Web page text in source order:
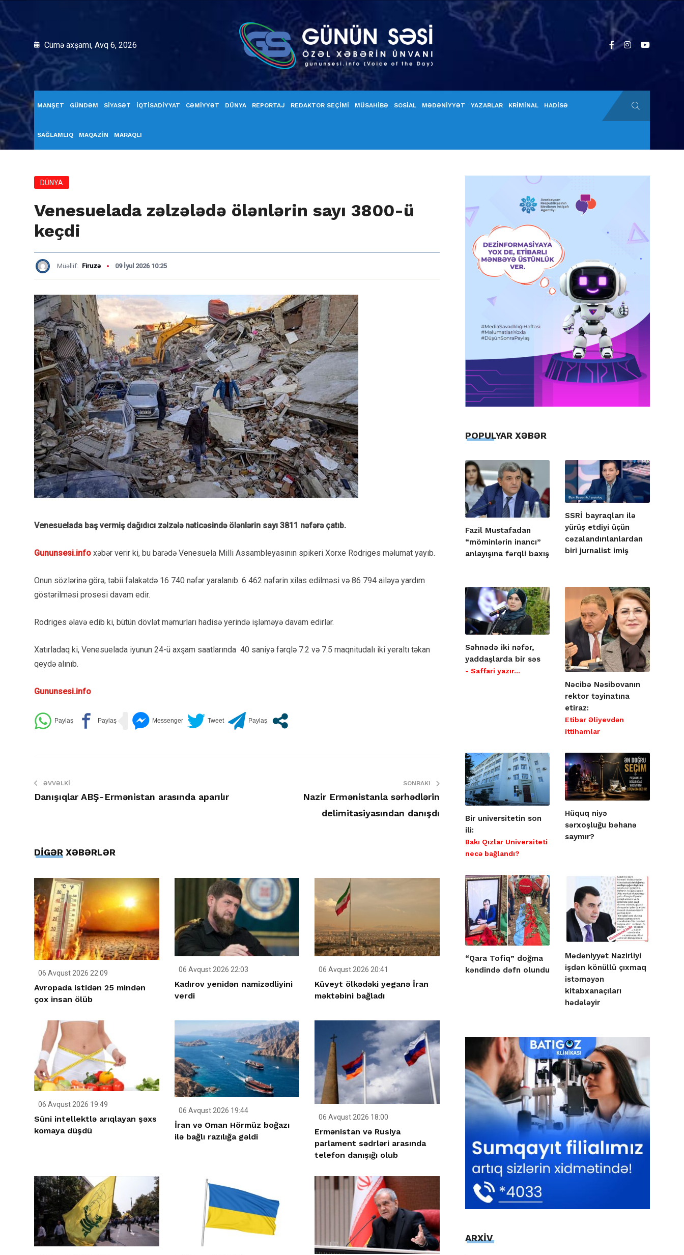
Cümə axşamı, Avq 6, 2026
MANŞET GÜNDƏM SİYASƏT İQTİSADİYYAT CƏMİYYƏT DÜNYA REPORTAJ REDAKTOR SEÇİMİ MÜSAHİBƏ SOSİAL MƏDƏNİYYƏT YAZARLAR KRİMİNAL HADİSƏ
SAĞLAMLIQ MAQAZİN MARAQLI
DÜNYA
Venesuelada zəlzələdə ölənlərin sayı 3800-ü
keçdi
Müəllif: Firuzə 09 İyul 2026 10:25
Venesuelada baş vermiş dağıdıcı zəlzələ nəticəsində ölənlərin sayı 3811 nəfərə çatıb.
Gununsesi.info xəbər verir ki, bu barədə Venesuela Milli Assambleyasının spikeri Xorxe Rodriges məlumat yayıb.
Onun sözlərinə görə, təbii fəlakətdə 16 740 nəfər yaralanıb. 6 462 nəfərin xilas edilməsi və 86 794 ailəyə yardım
göstərilməsi prosesi davam edir.
Rodriges əlavə edib ki, bütün dövlət məmurları hadisə yerində işləməyə davam edirlər.
Xatırladaq ki, Venesuelada iyunun 24-ü axşam saatlarında 40 saniyə fərqlə 7.2 və 7.5 maqnitudalı iki yeraltı təkan
qeydə alınıb.
Gununsesi.info
ƏVVƏLKI
Danışıqlar ABŞ-Ermənistan arasında aparılır
SONRAKI
Nazir Ermənistanla sərhədlərin
delimitasiyasından danışdı
DİGƏR XƏBƏRLƏR
06 Avqust 2026 22:09
Avropada istidən 25 mindən
çox insan ölüb
06 Avqust 2026 22:03
Kadırov yenidən namizədliyini
verdi
06 Avqust 2026 20:41
Küveyt ölkədəki yeganə İran
məktəbini bağladı
06 Avqust 2026 19:49
Süni intellektlə arıqlayan şəxs
komaya düşdü
06 Avqust 2026 19:44
İran və Oman Hörmüz boğazı
ilə bağlı razılığa gəldi
06 Avqust 2026 18:00
Ermənistan və Rusiya
parlament sədrləri arasında
telefon danışığı olub
POPULYAR XƏBƏR
Fazil Mustafadan
“möminlərin inancı”
anlayışına fərqli baxış
SSRİ bayraqları ilə
yürüş etdiyi üçün
cəzalandırılanlardan
biri jurnalist imiş
Səhnədə iki nəfər,
yaddaşlarda bir səs
- Saffari yazır…
Nəcibə Nəsibovanın
rektor təyinatına
etiraz:
Etibar Əliyevdən
ittihamlar
Bir universitetin son
ili:
Bakı Qızlar Universiteti
necə bağlandı?
Hüquq niyə
sərxoşluğu bəhanə
saymır?
“Qara Tofiq” doğma
kəndində dəfn olundu
Mədəniyyət Nazirliyi
işdən könüllü çıxmaq
istəməyən
kitabxanaçıları
hədələyir
ARXİV